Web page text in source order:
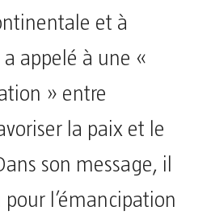
et à
a appelé à une «
» entre
la paix et le
son message, il
l’émancipation